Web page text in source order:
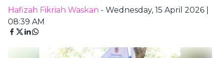
Hafizah Fikriah Waskan - Wednesday, 15 April 2026 |
08:39 AM